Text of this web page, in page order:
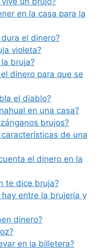
en la casa para la
el dinero?
violeta?
bruja?
dinero para que se
el diablo?
en una casa?
brujos?
de una
el dinero en la
te dice bruja?
entre la brujería y
dinero?
en la billetera?